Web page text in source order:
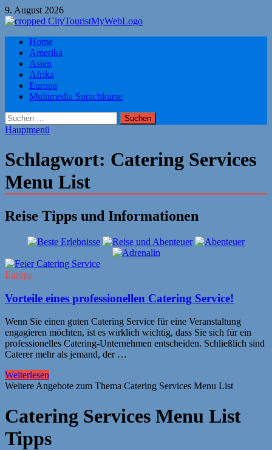
Zum
Inhalt
9. August 2026
Citytourist Reise Tipps
Urlaub, Ferien, Flüge, Freizeit, Reise
Home
Amerika
Asien
Afrika
Europa
Multimedia Sprachkurse
Suchen
nach:
Hauptmenü
Schlagwort: Catering Services
Menu List
Reise Tipps und Informationen
Europa
Vorteile eines professionellen Catering Service!
Wenn Sie einen guten Catering Service für eine Veranstaltung
engagieren möchten, ist es wirklich wichtig, dass Sie sich für ein
professionelles Catering-Unternehmen entscheiden. Schließlich sind
Caterer mehr als jemand, der …
Weiterlesen
Weitere Angebote zum Thema Catering Services Menu List
Catering Services Menu List
Tipps